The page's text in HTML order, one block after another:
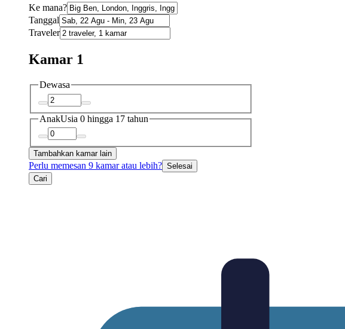
Ke mana?
Tanggal
Traveler
Kamar 1
Dewasa
AnakUsia 0 hingga 17 tahun
Tambahkan kamar lain
Perlu memesan 9 kamar atau lebih? Selesai
Cari